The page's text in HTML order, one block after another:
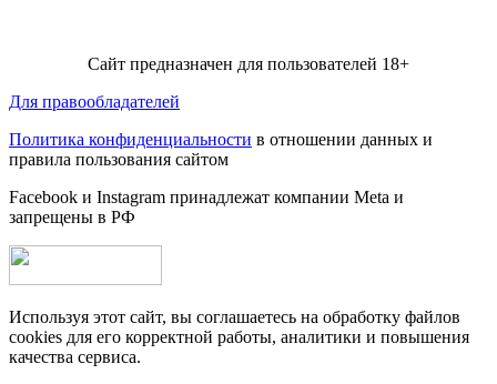
Сайт предназначен для пользователей 18+
Для правообладателей
Политика конфиденциальности в отношении данных и
правила пользования сайтом
Facebook и Instagram принадлежат компании Metа и
запрещены в РФ
Используя этот сайт, вы соглашаетесь на обработку файлов
cookies для его корректной работы, аналитики и повышения
качества сервиса.